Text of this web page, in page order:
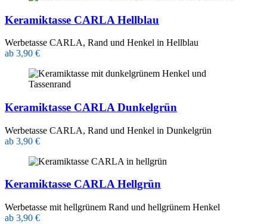
Keramiktasse CARLA Hellblau
Werbetasse CARLA, Rand und Henkel in Hellblau
ab 3,90 €
Keramiktasse CARLA Dunkelgrün
Werbetasse CARLA, Rand und Henkel in Dunkelgrün
ab 3,90 €
Keramiktasse CARLA Hellgrün
Werbetasse mit hellgrünem Rand und hellgrünem Henkel
ab 3,90 €